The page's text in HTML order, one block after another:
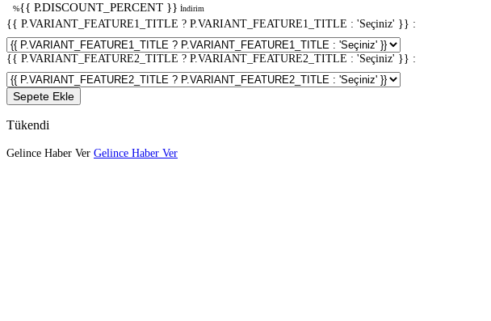
%{{ P.DISCOUNT_PERCENT }} İndirim
{{ P.VARIANT_FEATURE1_TITLE ? P.VARIANT_FEATURE1_TITLE : 'Seçiniz' }} :
{{ P.VARIANT_FEATURE2_TITLE ? P.VARIANT_FEATURE2_TITLE : 'Seçiniz' }} :
Sepete Ekle
Tükendi
Gelince Haber Ver Gelince Haber Ver